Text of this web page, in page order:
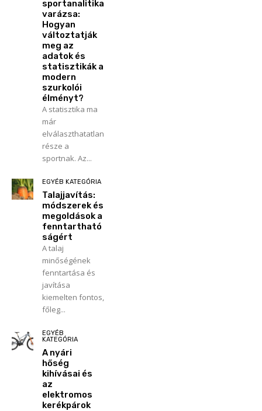
sportanalitika
varázsa:
Hogyan
változtatják
meg az
adatok és
statisztikák a
modern
szurkolói
élményt?
A statisztika ma
már
elválaszthatatlan
része a
sportnak. Az...
EGYÉB KATEGÓRIA
Talajjavítás:
módszerek és
megoldások a
fenntartható
ságért
A talaj
minőségének
fenntartása és
javítása
kiemelten fontos,
főleg...
EGYÉB
KATEGÓRIA
A nyári
hőség
kihívásai és
az
elektromos
kerékpárok